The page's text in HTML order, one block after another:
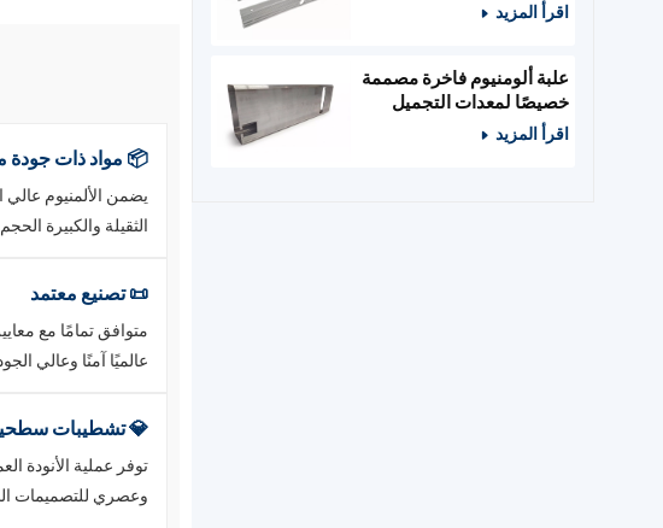
اقرأ المزيد
علبة ألومنيوم فاخرة مصممة
خصيصًا لمعدات التجميل
والصالونات
اقرأ المزيد
📦 مواد ذات جودة
يضمن الألمنيوم عالي
الثقيلة والكبيرة
📜 تصنيع معتمد
عالميًا آمنًا وعالي
💎 تشطيبات
توفر عملية الأنودة
وعصري للتصميمات